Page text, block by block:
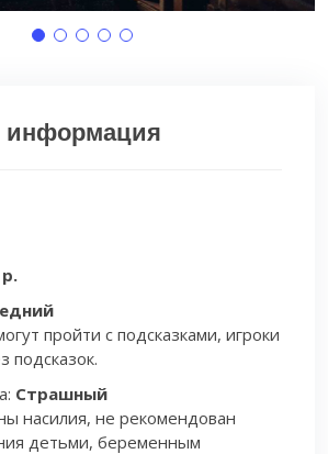
информация
пройти с подсказками, игроки
подсказок.
Страшный
насилия, не рекомендован
детьми, беременным